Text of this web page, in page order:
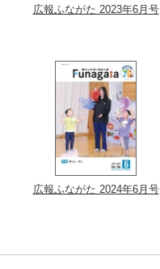
広報ふながた 2023年6月号
広報ふながた 2024年6月号